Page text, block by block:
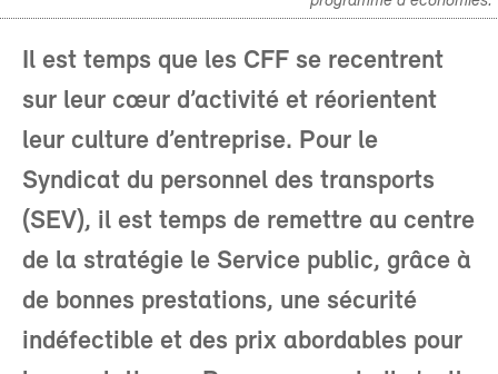
Il est temps que les CFF se recentrent
sur leur cœur d’activité et réorientent
leur culture d’entreprise. Pour le
Syndicat du personnel des transports
(SEV), il est temps de remettre au centre
de la stratégie le Service public, grâce à
de bonnes prestations, une sécurité
indéfectible et des prix abordables pour